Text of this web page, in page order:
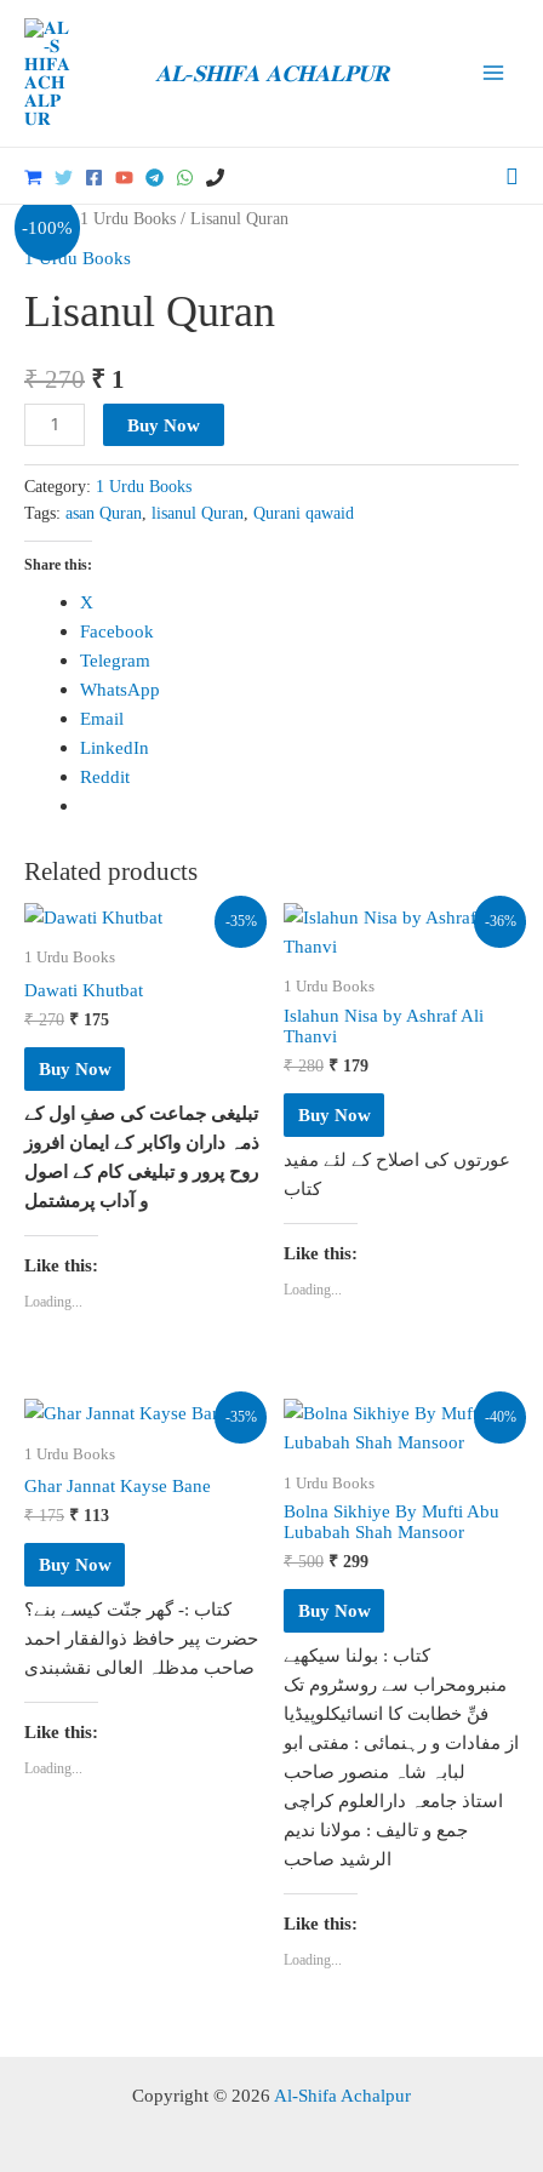
content
𝐀𝐋-𝐒𝐇𝐈𝐅𝐀 𝐀𝐂𝐇𝐀𝐋𝐏𝐔𝐑
-100%
Home /1 Urdu Books / Lisanul Quran
1 Urdu Books
Lisanul Quran
₹270 Original
price
was:
₹ 270.
₹ 1
price
is:
₹ 1.
Lisanul
Quran
Buy Now
Category: 1 Urdu Books
Tags: asan Quran lisanul Quran Qurani qawaid
Share this:
X
Facebook
Telegram
WhatsApp
Email
LinkedIn
Reddit
Related products
-35%
1 Urdu Books
Dawati Khutbat
₹270 Original
was:
₹ 270.
₹ 175Current
₹ 175.
Buy Now
تبلیغی جماعت کی صفِ اول کے
ذمہ داران واکابر کے ایمان افروز
روح پرور و تبلیغی کام کے اصول
و آداب پرمشتمل
Like this:
Loading...
-36%
1 Urdu Books
Islahun Nisa by Ashraf Ali
Thanvi
₹280 Original
was:
₹ 280.
₹ 179Current
₹ 179.
Buy Now
عورتوں کی اصلاح کے لئے مفید
کتاب
Like this:
Loading...
-35%
1 Urdu Books
Ghar Jannat Kayse Bane
₹175 Original
was:
₹ 175.
₹ 113Current
₹ 113.
Buy Now
کتاب :- گھر جنّت کیسے بنے؟
حضرت پیر حافظ ذوالفقار احمد
صاحب مدظلہ العالی نقشبندی
Like this:
Loading...
-40%
1 Urdu Books
Bolna Sikhiye By Mufti Abu
Lubabah Shah Mansoor
₹500 Original
was:
₹ 500.
₹ 299Current
₹ 299.
Buy Now
کتاب : بولنا سیکھیے
منبرومحراب سے روسٹروم تک
فنِّ خطابت کا انسائیکلوپیڈیا
از مفادات و رہنمائی : مفتی ابو
لبابہ شاہ منصور صاحب
استاذ جامعہ دارالعلوم کراچی
جمع و تالیف : مولانا ندیم
الرشید صاحب
Like this:
Loading...
Copyright © 2026 Al-Shifa Achalpur